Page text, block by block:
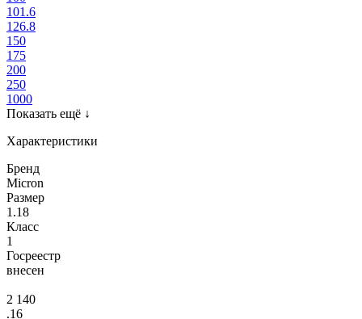
101.6
126.8
150
175
200
250
1000
Показать ещё ↓
Характеристики
Бренд
Micron
Размер
1.18
Класс
1
Госреестр
внесен
2 140
.16